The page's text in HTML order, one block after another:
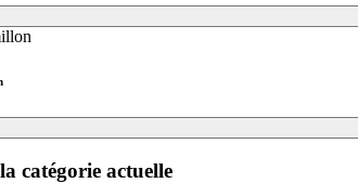
catégorie actuelle